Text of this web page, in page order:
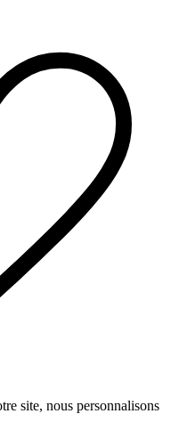
site, nous personnalisons